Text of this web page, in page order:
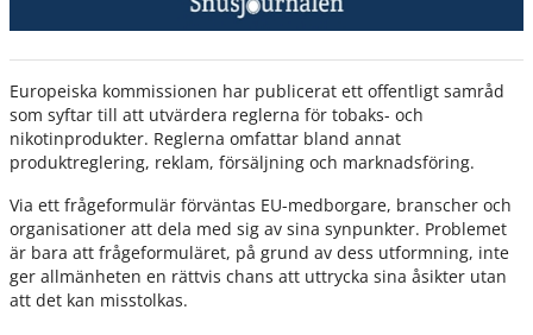
Europeiska kommissionen har publicerat ett offentligt samråd
som syftar till att utvärdera reglerna för tobaks- och
nikotinprodukter. Reglerna omfattar bland annat
produktreglering, reklam, försäljning och marknadsföring.
Via ett frågeformulär förväntas EU-medborgare, branscher och
organisationer att dela med sig av sina synpunkter. Problemet
är bara att frågeformuläret, på grund av dess utformning, inte
ger allmänheten en rättvis chans att uttrycka sina åsikter utan
att det kan misstolkas.